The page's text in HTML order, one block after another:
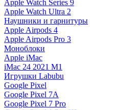
Apple Watch Series 9
Apple Watch Ultra 2
Наушники и гарнитуры
Apple Airpods 4
Apple Airpods Pro 3
Моноблоки
Apple iMac
iMac 24 2021 M1
Игрушки Labubu
Google Pixel
Google Pixel 7А
Google Pixel 7 Pro